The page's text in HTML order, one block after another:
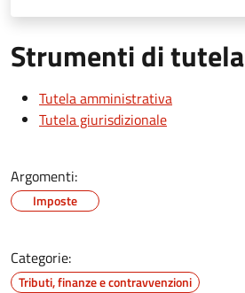
Strumenti di tutela
Tutela amministrativa
Tutela giurisdizionale
Argomenti:
Imposte
Categorie:
Tributi, finanze e contravvenzioni